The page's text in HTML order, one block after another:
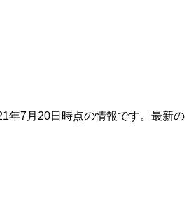
年7月20日時点の情報です。最新の